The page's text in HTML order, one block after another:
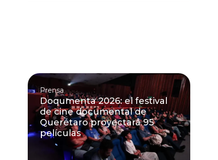
Prensa
Doqumenta 2026: el festival
de cine documental de
Querétaro proyectará 95
películas